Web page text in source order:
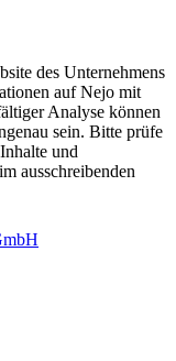
des Unternehmens
auf Nejo mit
Analyse können
sein. Bitte prüfe
und
ausschreibenden